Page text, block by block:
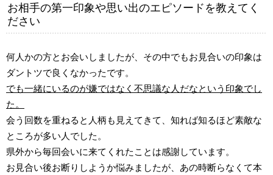
お相手の第一印象や思い出のエピソードを教えてく
ださい
何人かの方とお会いしましたが、その中でもお見合いの印象は
ダントツで良くなかったです。
でも一緒にいるのが嫌ではなく不思議な人だなという印象でし
た。
会う回数を重ねると人柄も見えてきて、知れば知るほど素敵な
ところが多い人でした。
県外から毎回会いに来てくれたことは感謝しています。
お見合い後お断りしようか悩みましたが、あの時断らなくて本